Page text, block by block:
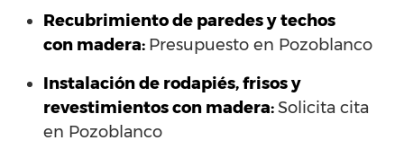
Recubrimiento de paredes y techos
con madera: Presupuesto en Pozoblanco
Instalación de rodapiés, frisos y
revestimientos con madera:Solicita cita
en Pozoblanco